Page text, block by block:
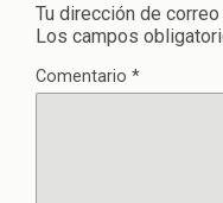
Tu dirección de
Los campos
Comentario *